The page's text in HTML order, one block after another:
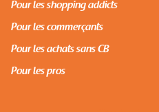
Pour les shopping addicts
Pour les commerçants
Pour les achats sans CB
Pour les pros